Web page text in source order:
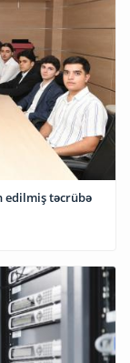
edilmiş təcrübə